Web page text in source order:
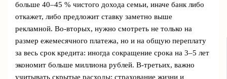
больше 40–45 % чистого дохода семьи, иначе банк либо
откажет, либо предложит ставку заметно выше
рекламной. Во‑вторых, нужно смотреть не только на
размер ежемесячного платежа, но и на общую переплату
за весь срок кредита: иногда сокращение срока на 3–5 лет
экономит больше миллиона рублей. В‑третьих, важно
учитывать скрытые расходы: страхование жизни и